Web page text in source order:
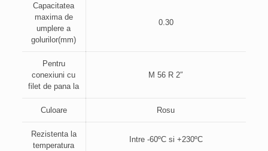
Capacitatea
maxima de
umplere a
golurilor(mm)
0.30
Pentru
conexiuni cu
filet de pana la
M 56 R 2″
Culoare Rosu
Rezistenta la
temperatura
Intre -60ºC si +230ºC